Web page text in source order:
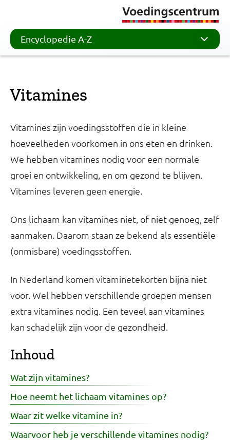
Encyclopedie A-Z
Vitamines
Vitamines zijn voedingsstoffen die in kleine
hoeveelheden voorkomen in ons eten en drinken.
We hebben vitamines nodig voor een normale
groei en ontwikkeling, en om gezond te blijven.
Vitamines leveren geen energie.
Ons lichaam kan vitamines niet, of niet genoeg, zelf
aanmaken. Daarom staan ze bekend als essentiële
(onmisbare) voedingsstoffen.
In Nederland komen vitaminetekorten bijna niet
voor. Wel hebben verschillende groepen mensen
extra vitamines nodig. Een teveel aan vitamines
kan schadelijk zijn voor de gezondheid.
Inhoud
Wat zijn vitamines?
Hoe neemt het lichaam vitamines op?
Waar zit welke vitamine in?
Waarvoor heb je verschillende vitamines nodig?